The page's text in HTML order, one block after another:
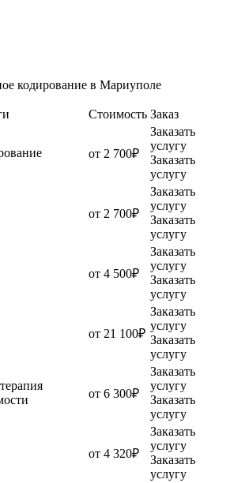
кодирование в Мариуполе
Стоимость Заказ
от 2 700₽
Заказать
услугу
Заказать
услугу
от 2 700₽
Заказать
услугу
Заказать
услугу
от 4 500₽
Заказать
услугу
Заказать
услугу
от 21 100₽
Заказать
услугу
Заказать
услугу
от 6 300₽
Заказать
услугу
Заказать
услугу
от 4 320₽
Заказать
услугу
Заказать
услугу